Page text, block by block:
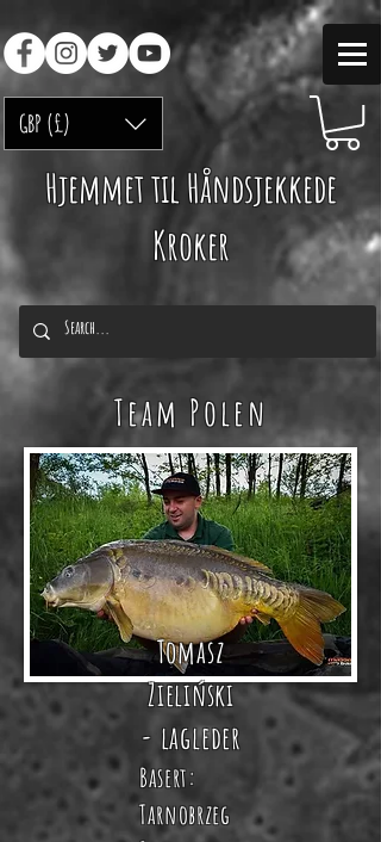
GBP (£)
Hjemmet til Håndsjekkede
Kroker
Team Polen
Tomasz
Zieliński
- lagleder
Basert:
Tarnobrzeg